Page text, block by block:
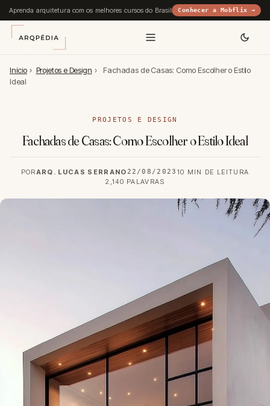
Aprenda arquitetura com os melhores cursos do Brasil Conhecer a Mobflix →
Início › Projetos e Design ›
Fachadas de Casas: Como Escolher o Estilo
Ideal
PROJETOS E DESIGN
Fachadas de Casas: Como Escolher o Estilo Ideal
PORARQ. LUCAS SERRANO22/08/2023 10 MIN DE LEITURA
2,140 PALAVRAS